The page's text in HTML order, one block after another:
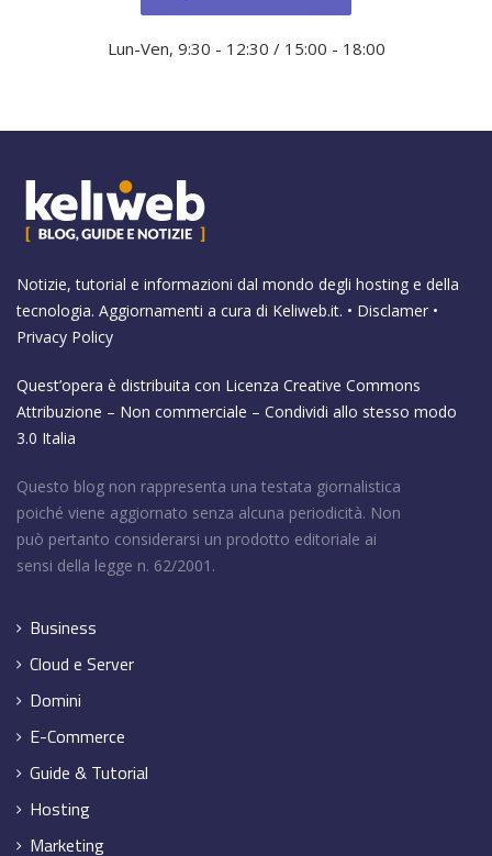
Lun-Ven, 9:30 - 12:30 / 15:00 - 18:00
Notizie, tutorial e informazioni dal mondo degli hosting e della
tecnologia. Aggiornamenti a cura di Keliweb.it. • Disclamer •
Privacy Policy
Quest’opera è distribuita con Licenza Creative Commons
Attribuzione – Non commerciale – Condividi allo stesso modo
3.0 Italia
Questo blog non rappresenta una testata giornalistica
poiché viene aggiornato senza alcuna periodicità. Non
può pertanto considerarsi un prodotto editoriale ai
sensi della legge n. 62/2001.
Business
Cloud e Server
Domini
E-Commerce
Guide & Tutorial
Hosting
Marketing